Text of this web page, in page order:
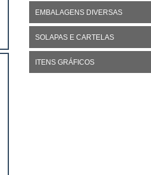
EMBALAGENS DIVERSAS
SOLAPAS E CARTELAS
ITENS GRÁFICOS